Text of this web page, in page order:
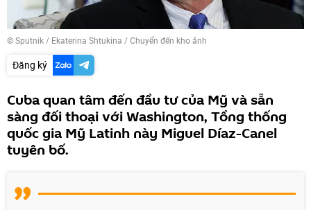
© Sputnik / Ekaterina Shtukina /Chuyển đến kho ảnh
Đăng ký
Cuba quan tâm đến đầu tư của Mỹ và sẵn
sàng đối thoại với Washington, Tổng thống
quốc gia Mỹ Latinh này Miguel Díaz-Canel
tuyên bố.